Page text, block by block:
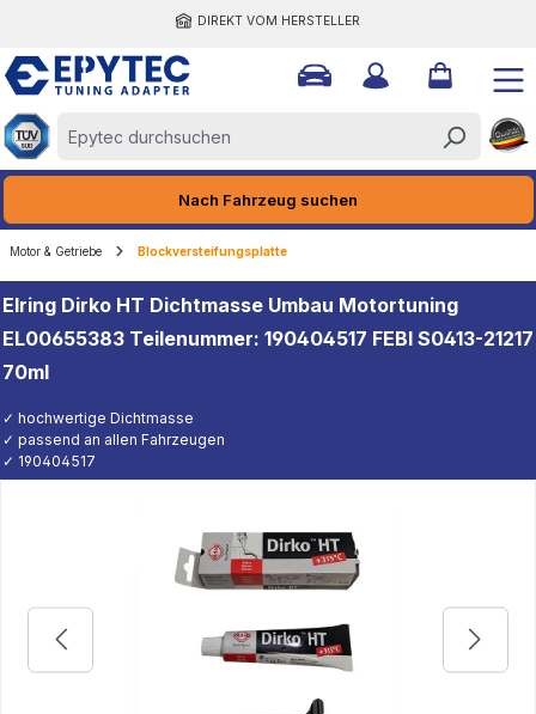
DIREKT VOM HERSTELLER
Nach Fahrzeug suchen
Motor & Getriebe Blockversteifungsplatte
Elring Dirko HT Dichtmasse Umbau Motortuning
EL00655383 Teilenummer: 190404517 FEBI S0413-21217
70ml
✓ hochwertige Dichtmasse
✓ passend an allen Fahrzeugen
✓ 190404517